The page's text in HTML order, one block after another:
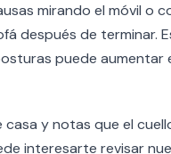
mirando el móvil o
después de terminar.
puede aumentar
casa y notas que el
interesarte revisar